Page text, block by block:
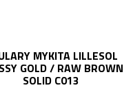
MYKITA LILLESOL
GOLD / RAW BROWN
SOLID C013